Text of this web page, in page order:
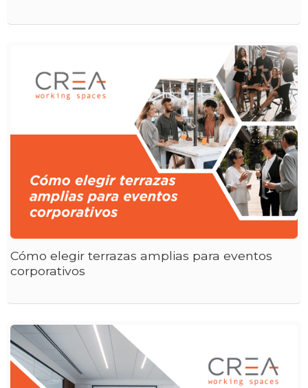
Cómo elegir terrazas amplias para eventos
corporativos